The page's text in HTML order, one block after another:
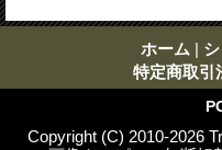
ホーム |
特定商取引
Copyright (C) 2010-2026